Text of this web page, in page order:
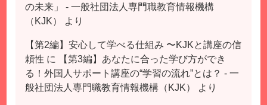
の未来」 - 一般社団法人専門職教育情報機構
（KJK）
より
【第2編】安心して学べる仕組み 〜KJKと講座の信
頼性 に
【第3編】あなたに合った学び方ができ
る！外国人サポート講座の“学習の流れ”とは？ - 一
般社団法人専門職教育情報機構（KJK）
より